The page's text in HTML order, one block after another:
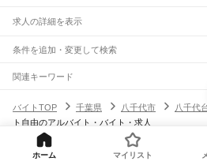
求人の詳細を表示
条件を追加・変更して検索
市区町村を追加・変更
千葉県すべて
千葉市すべて
中央区
若葉区
銚子市 船橋市館山市木更津市 松戸市
駅を追加・変更
JR武蔵野線
南流山駅
新八柱駅東松戸駅
職種を追加・変更
飲食・フードサービス
特徴を追加・変更
関連キーワード
バイトTOP
千葉県 八千代市 八千代
ト自由のアルバイト・バイト・求人
ホーム マイリスト